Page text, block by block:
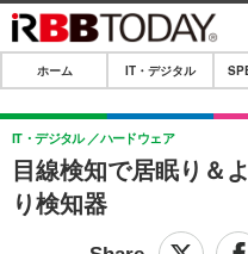
ホーム
IT・デジタル
IT・デジタルTOP
SPEED TEST
ホーム IT・デジタル
目線検知で居眠り＆
り検知器
IT・デジタル ハードウェア